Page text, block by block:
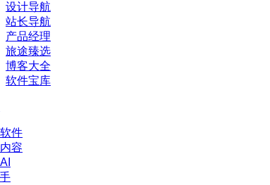
设计导航
站长导航
产品经理
旅途臻选
博客大全
软件宝库
件
容